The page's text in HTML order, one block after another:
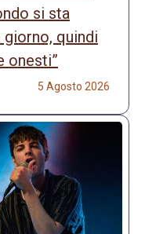
si sta
quindi
onesti”
5 Agosto 2026